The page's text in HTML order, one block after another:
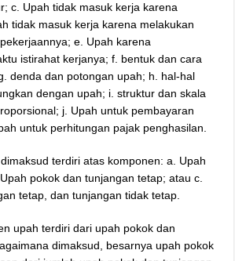
c. Upah tidak masuk kerja karena
tidak masuk kerja karena melakukan
e. Upah karena
istirahat kerjanya; f. bentuk dan cara
denda dan potongan upah; h. hal-hal
dengan upah; i. struktur dan skala
j. Upah untuk pembayaran
untuk perhitungan pajak penghasilan.
terdiri atas komponen: a. Upah
pokok dan tunjangan tetap; atau c.
tetap, dan tunjangan tidak tetap.
upah terdiri dari upah pokok dan
dimaksud, besarnya upah pokok